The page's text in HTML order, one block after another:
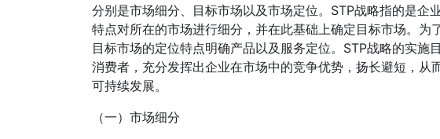
分别是市场细分、目标市场以及市场定位。STP战略指的是企
特点对所在的市场进行细分，并在此基础上确定目标市场。为
目标市场的定位特点明确产品以及服务定位。STP战略的实施
消费者，充分发挥出企业在市场中的竞争优势，扬长避短，从
可持续发展。
（一）市场细分